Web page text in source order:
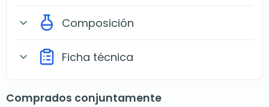
expand_more Composición
expand_more Ficha técnica
Comprados conjuntamente